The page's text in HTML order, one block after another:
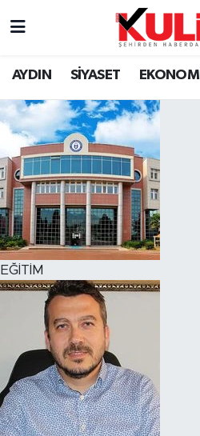
AYDIN SİYASET EKONOMİ
EĞİTİM